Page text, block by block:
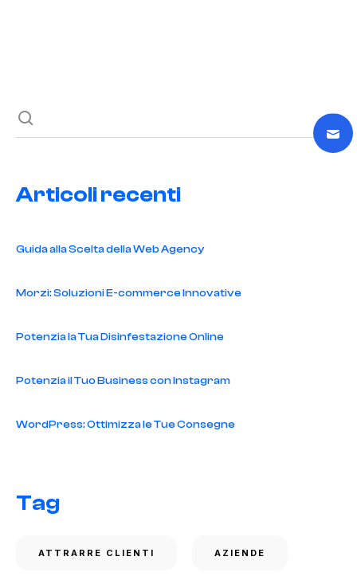
Articoli recenti
Guida alla Scelta della Web Agency
Morzi: Soluzioni E-commerce Innovative
Potenzia la Tua Disinfestazione Online
Potenzia il Tuo Business con Instagram
WordPress: Ottimizza le Tue Consegne
Tag
ATTRARRE CLIENTI AZIENDE